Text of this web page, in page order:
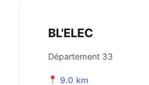
BL'ELEC
Département 33
9.0 km